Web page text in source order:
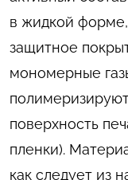
в жидкой
защитное
мономерные
поверхность
пленки).
как следует из